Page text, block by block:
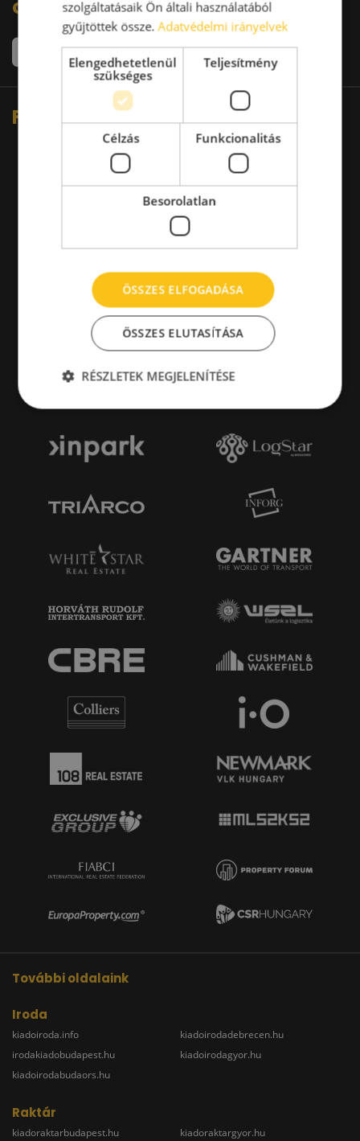
oldalakon:
Fő partnereink
További oldalaink
Iroda
kiadoiroda.info
irodakiadobudapest.hu
kiadoirodabudaors.hu
kiadoirodadebrecen.hu
kiadoirodagyor.hu
Raktár
kiadoraktarbudapest.hu
kiadoraktargyor.hu
szolgáltatásaik Ön általi használatából
gyűjtöttek össze.Adatvédelmi irányelvek
Elengedhetetlenül
szükséges
Teljesítmény
Célzás Funkcionalitás
Besorolatlan
ÖSSZES ELFOGADÁSA
ÖSSZES ELUTASÍTÁSA
RÉSZLETEK MEGJELENÍTÉSE